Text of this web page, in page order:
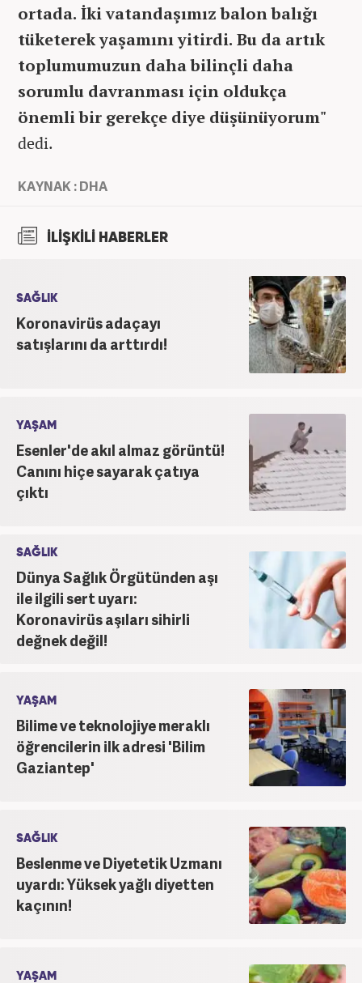
ortada. İki vatandaşımız balon balığı
tüketerek yaşamını yitirdi. Bu da artık
toplumumuzun daha bilinçli daha
sorumlu davranması için oldukça
önemli bir gerekçe diye düşünüyorum"
dedi.
KAYNAK : DHA
İLİŞKİLİ HABERLER
SAĞLIK
Koronavirüs adaçayı
satışlarını da arttırdı!
YAŞAM
Esenler'de akıl almaz görüntü!
Canını hiçe sayarak çatıya
çıktı
SAĞLIK
Dünya Sağlık Örgütünden aşı
ile ilgili sert uyarı:
Koronavirüs aşıları sihirli
değnek değil!
YAŞAM
Bilime ve teknolojiye meraklı
öğrencilerin ilk adresi 'Bilim
Gaziantep'
SAĞLIK
Beslenme ve Diyetetik Uzmanı
uyardı: Yüksek yağlı diyetten
kaçının!
YAŞAM